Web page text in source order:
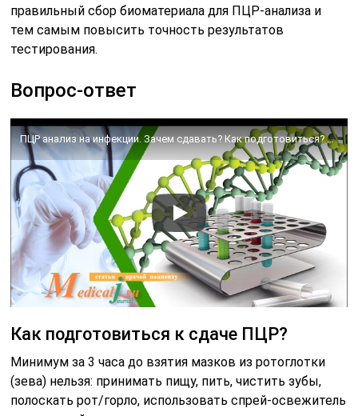
правильный сбор биоматериала для ПЦР-анализа и
тем самым повысить точность результатов
тестирования.
Вопрос-ответ
ПЦР анализ на инфекции. Зачем сдавать? Как подготовиться? Как сдать?
Как подготовиться к сдаче ПЦР?
Минимум за 3 часа до взятия мазков из ротоглотки
(зева) нельзя: принимать пищу, пить, чистить зубы,
полоскать рот/горло, использовать спрей-освежитель